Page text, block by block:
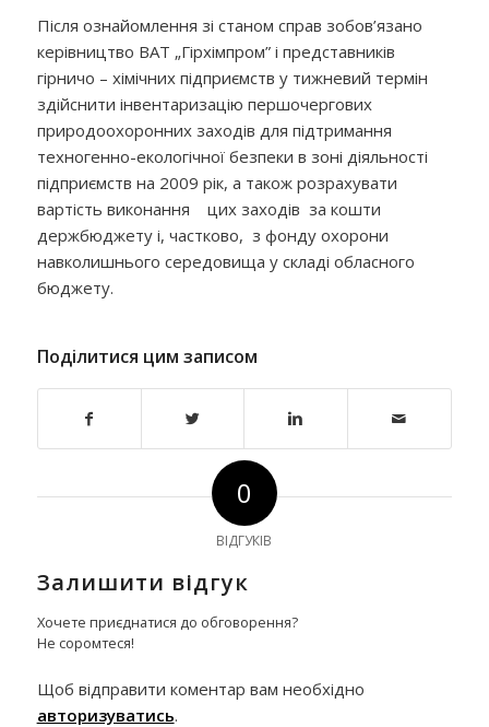
Після ознайомлення зі станом справ зобов’язано
керівництво ВАТ „Гірхімпром” і представників
гірничо – хімічних підприємств у тижневий термін
здійснити інвентаризацію першочергових
природоохоронних заходів для підтримання
техногенно-екологічної безпеки в зоні діяльності
підприємств на 2009 рік, а також розрахувати
вартість виконання цих заходів за кошти
держбюджету і, частково, з фонду охорони
навколишнього середовища у складі обласного
бюджету.
Поділитися цим записом
0
ВІДГУКІВ
Залишити відгук
Хочете приєднатися до обговорення?
Не соромтеся!
Щоб відправити коментар вам необхідно
авторизуватись.